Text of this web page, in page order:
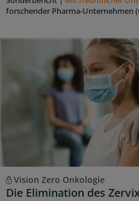
forschender Pharma-Unternehmen
Vision Zero Onkologie
Die Elimination des